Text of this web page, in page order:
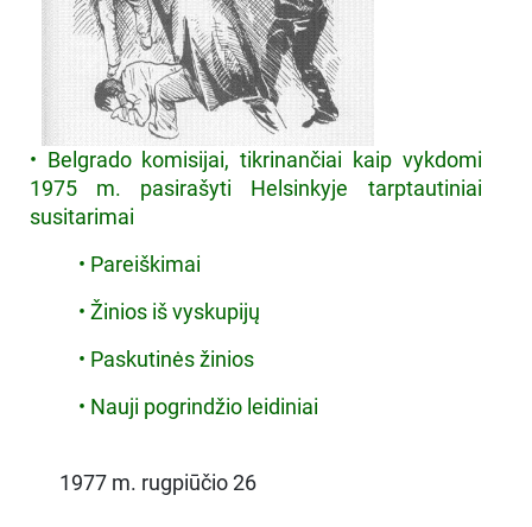
• Belgrado komisijai, tikrinančiai kaip vykdomi
1975 m. pasirašyti Helsinkyje tarptautiniai
susitarimai
• Pareiškimai
• Žinios iš vyskupijų
• Paskutinės žinios
• Nauji pogrindžio leidiniai
1977 m. rugpiūčio 26